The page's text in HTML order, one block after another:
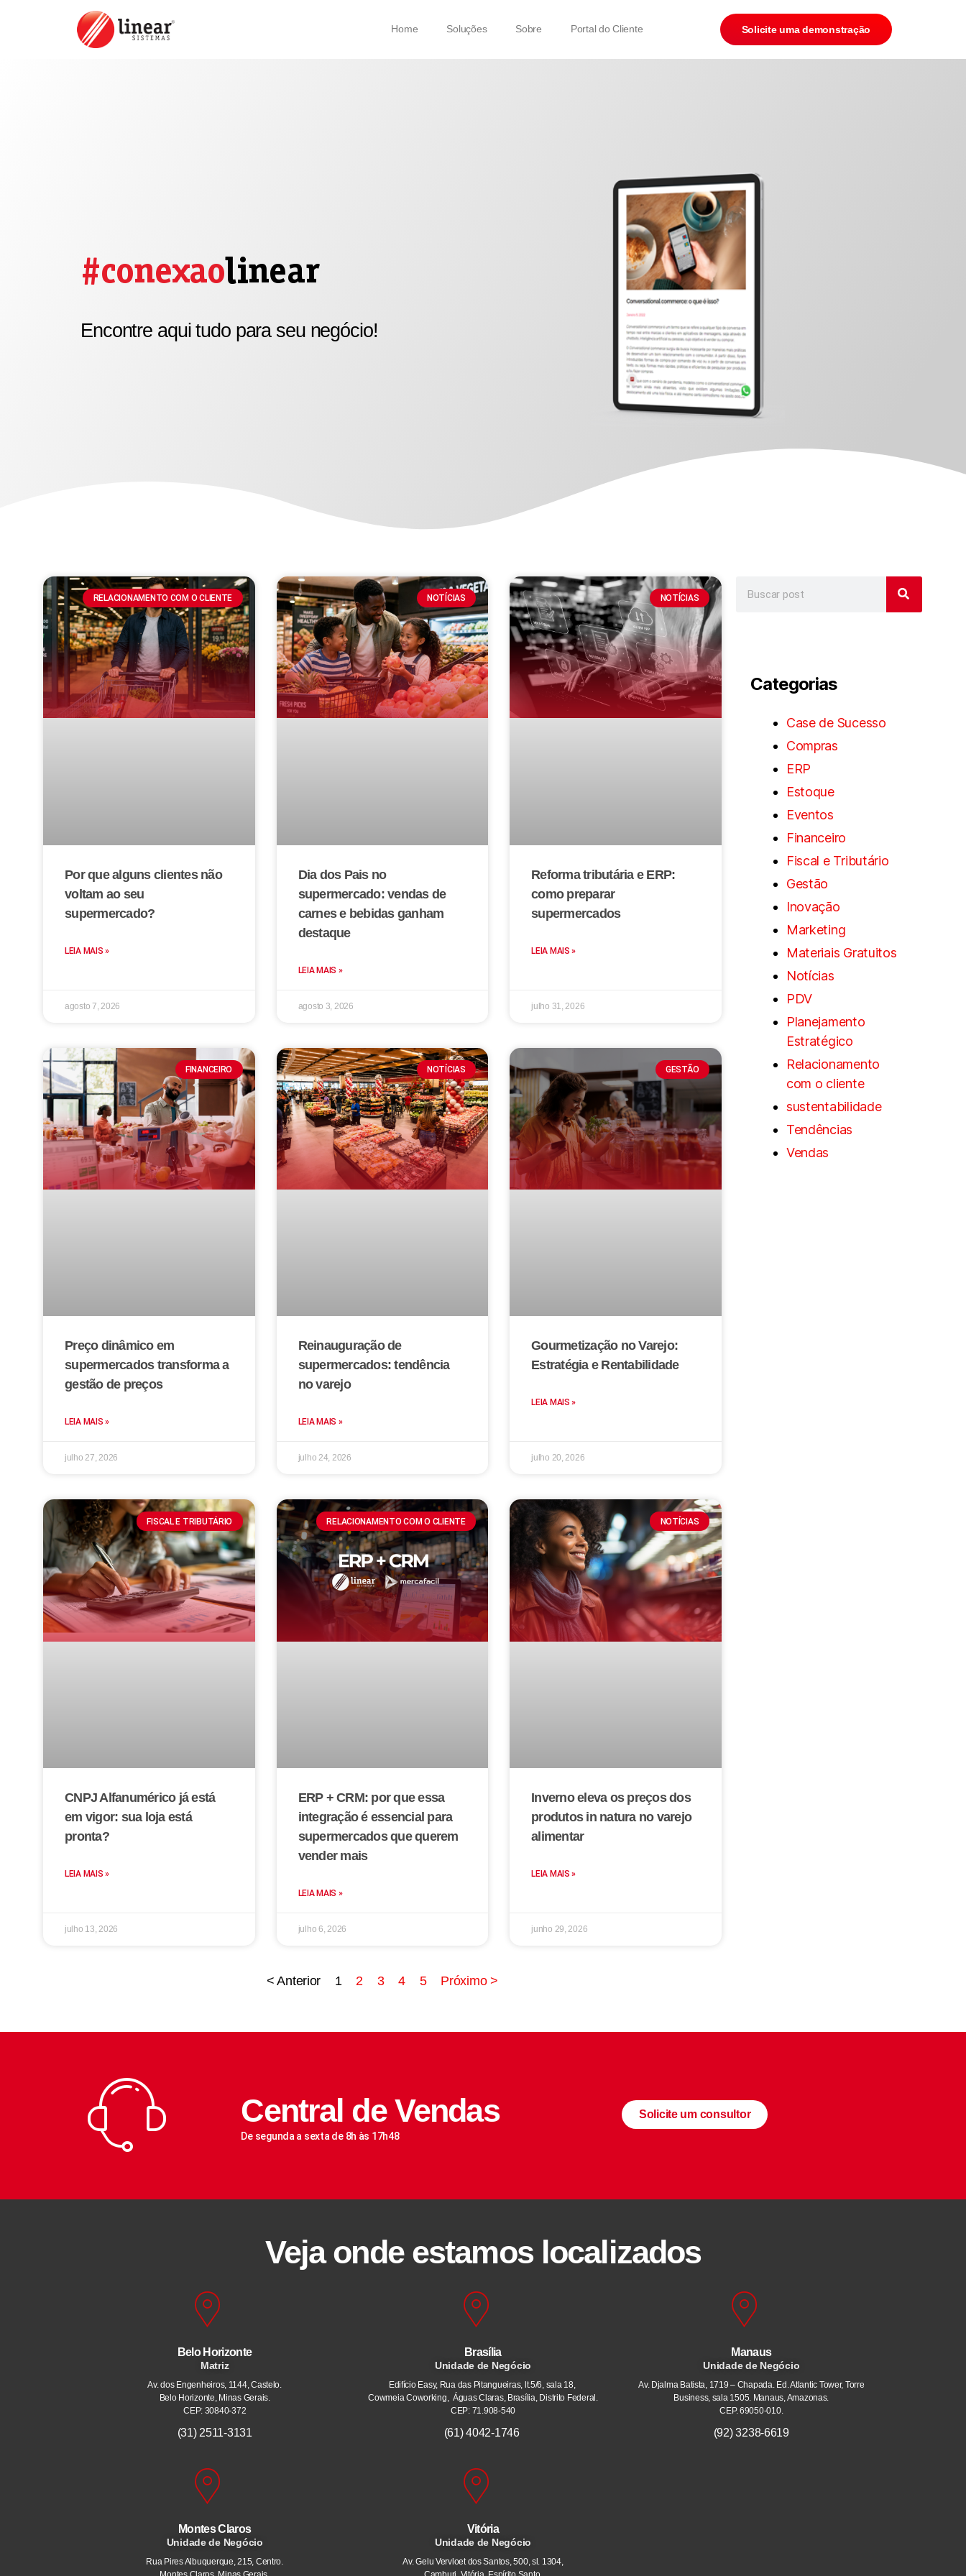
Home Soluções Sobre Portal do Cliente Solicite uma demonstração
#conexaolinear
Encontre aqui tudo para seu negócio!
RELACIONAMENTO COM O CLIENTE
Por que alguns clientes não
voltam ao seu
supermercado?
LEIA MAIS »
agosto 7, 2026
NOTÍCIAS
Dia dos Pais no
supermercado: vendas de
carnes e bebidas ganham
destaque
LEIA MAIS »
agosto 3, 2026
NOTÍCIAS
Reforma tributária e ERP:
como preparar
supermercados
LEIA MAIS »
julho 31, 2026
FINANCEIRO
Preço dinâmico em
supermercados transforma a
gestão de preços
LEIA MAIS »
julho 27, 2026
NOTÍCIAS
Reinauguração de
supermercados: tendência
no varejo
LEIA MAIS »
julho 24, 2026
GESTÃO
Gourmetização no Varejo:
Estratégia e Rentabilidade
LEIA MAIS »
julho 20, 2026
FISCAL E TRIBUTÁRIO
CNPJ Alfanumérico já está
em vigor: sua loja está
pronta?
LEIA MAIS »
julho 13, 2026
RELACIONAMENTO COM O CLIENTE
ERP + CRM: por que essa
integração é essencial para
supermercados que querem
vender mais
LEIA MAIS »
julho 6, 2026
NOTÍCIAS
Inverno eleva os preços dos
produtos in natura no varejo
alimentar
LEIA MAIS »
junho 29, 2026
< Anterior 1 2 3 4 5 Próximo >
Categorias
Case de Sucesso
Compras
ERP
Estoque
Eventos
Financeiro
Fiscal e Tributário
Gestão
Inovação
Marketing
Materiais Gratuitos
Notícias
PDV
Planejamento
Estratégico
Relacionamento
com o cliente
sustentabilidade
Tendências
Vendas
Central de Vendas
De segunda a sexta de 8h às 17h48
Solicite um consultor
Veja onde estamos localizados
Belo Horizonte
Matriz
Av. dos Engenheiros, 1144, Castelo.
Belo Horizonte, Minas Gerais.
CEP: 30840-372
(31) 2511-3131
Montes Claros
Unidade de Negócio
Rua Pires Albuquerque, 215, Centro.
Brasília
Unidade de Negócio
Edifício Easy, Rua das Pitangueiras, lt.5/6, sala 18,
Cowmeia Coworking, Águas Claras, Brasília, Distrito Federal.
CEP: 71.908-540
(61) 4042-1746
Vitória
Unidade de Negócio
Av. Gelu Vervloet dos Santos, 500, sl. 1304,
Manaus
Unidade de Negócio
Av. Djalma Batista, 1719 – Chapada. Ed. Atlantic Tower, Torre
Business, sala 1505. Manaus, Amazonas.
CEP. 69050-010.
(92) 3238-6619